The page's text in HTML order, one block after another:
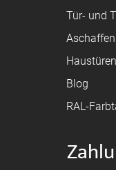
Tür- und
Blog
RAL-